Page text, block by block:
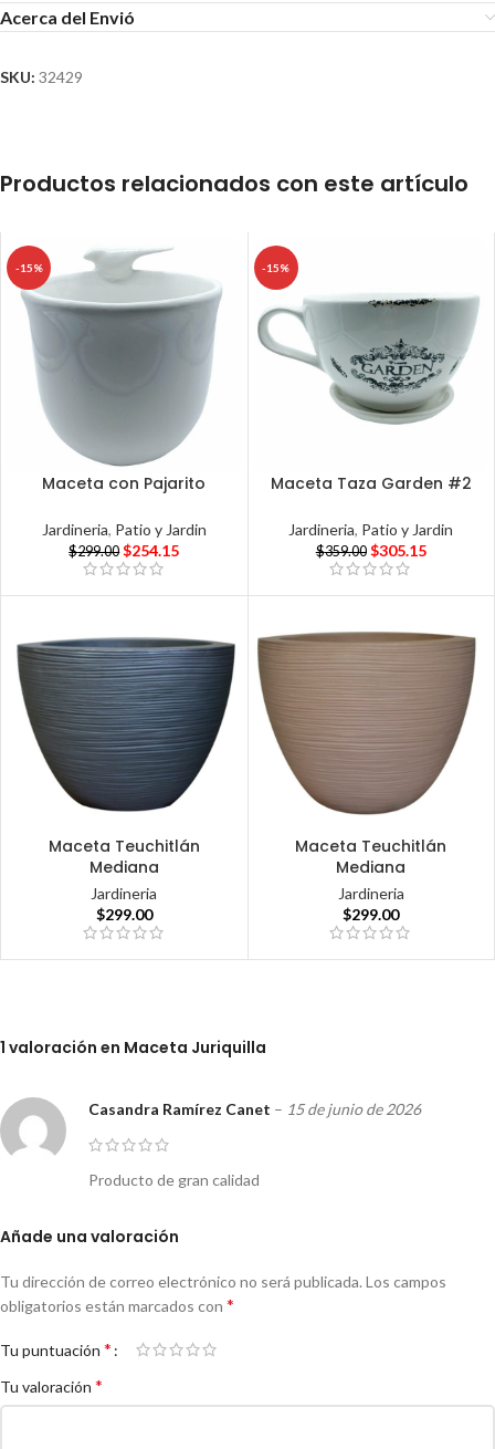
Acerca del Envió
SKU: 32429
Productos relacionados con este artículo
-15%
Maceta con Pajarito
Jardineria, Patio y Jardin
$299.00 $254.15
-15%
Maceta Taza Garden #2
Jardineria, Patio y Jardin
$359.00 $305.15
Maceta Teuchitlán
Mediana
Jardineria
$299.00
Maceta Teuchitlán
Mediana
Jardineria
$299.00
1 valoración en Maceta Juriquilla
Casandra Ramírez Canet – 15 de junio de 2026
Producto de gran calidad
Añade una valoración
Tu dirección de correo electrónico no será publicada. Los campos
obligatorios están marcados con *
Tu puntuación *
Tu valoración *